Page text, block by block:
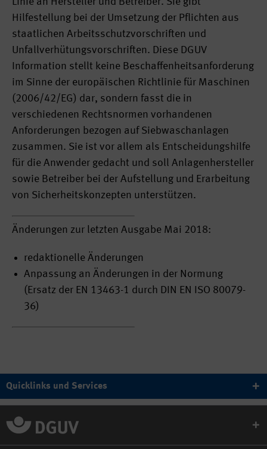
Hilfestellung bei der Umsetzung der Pflichten aus
staatlichen Arbeitsschutzvorschriften und
Unfallverhütungsvorschriften. Diese DGUV
Information stellt keine Beschaffenheitsanforderung
im Sinne der europäischen Richtlinie für Maschinen
(2006/42/EG) dar, sondern fasst die in
verschiedenen Rechtsnormen vorhandenen
Anforderungen bezogen auf Siebwaschanlagen
zusammen. Sie ist vor allem als Entscheidungshilfe
für die Anwender gedacht und soll Anlagenhersteller
sowie Betreiber bei der Aufstellung und Erarbeitung
von Sicherheitskonzepten unterstützen.
Änderungen zur letzten Ausgabe Mai 2018:
redaktionelle Änderungen
Anpassung an Änderungen in der Normung
(Ersatz der EN 13463-1 durch DIN EN ISO 80079-
36)
Quicklinks und Services